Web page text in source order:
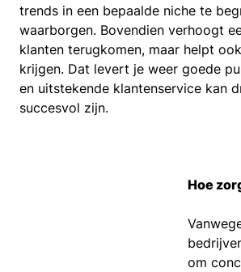
trends in een bepaalde niche te
waarborgen. Bovendien verhoogt
klanten terugkomen, maar helpt
krijgen. Dat levert je weer goede
en uitstekende klantenservice kan
succesvol zijn.
Hoe
om